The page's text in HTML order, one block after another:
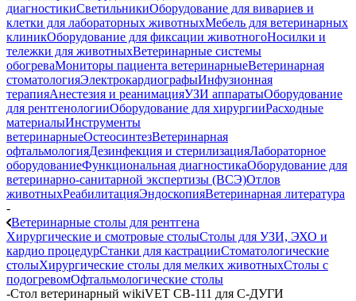
диагностикиСветильникиОборудование для вивариев и
клетки для лабораторных животныхМебель для ветеринарных
клиникОборудование для фиксации животногоНосилки и
тележки для животныхВетеринарные системы
обогреваМониторы пациента ветеринарныеВетеринарная
стоматологияЭлектрокардиографыИнфузионная
терапияАнестезия и реанимацияУЗИ аппаратыОборудование
для рентгенологииОборудование для хирургииРасходные
материалыИнструменты
ветеринарныеОстеосинтезВетеринарная
офтальмологияДезинфекция и стерилизацияЛабораторное
оборудованиеФункциональная диагностикаОборудование для
ветеринарно-санитарной экспертизы (ВСЭ)Отлов
животныхРеабилитацияЭндоскопияВетеринарная литература
-
Ветеринарные столы для рентгена
Хирургические и смотровые столыСтолы для УЗИ, ЭХО и
кардио процедурСтанки для кастрацииСтоматологические
столыХирургические столы для мелких животныхСтолы с
подогревомОфтальмологические столы
-Стол ветеринарный wikiVET СВ-111 для С-ДУГИ